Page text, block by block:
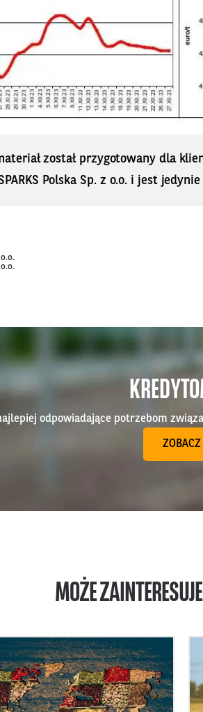
został przygotowany dla
Polska Sp. z o.o. i jest
odpowiadające potrzebom
ZOBACZ
MOŻE